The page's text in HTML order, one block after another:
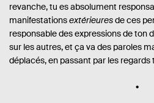
revanche, tu es absolument
manifestationsextérieuresde ces
responsable des expressions de ton
sur les autres, et ça va des paroles
déplacés, en passant par les regards